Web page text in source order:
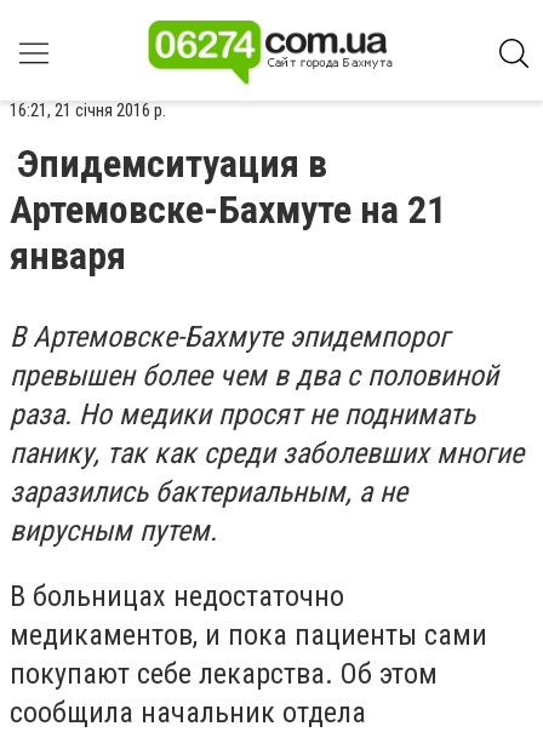
16:21, 21 січня 2016 р.
Эпидемситуация в
Артемовске-Бахмуте на 21
января
В Артемовске-Бахмуте эпидемпорог
превышен более чем в два с половиной
раза. Но медики просят не поднимать
панику, так как среди заболевших многие
заразились бактериальным, а не
вирусным путем.
В больницах недостаточно
медикаментов, и пока пациенты сами
покупают себе лекарства. Об этом
сообщила начальник отдела